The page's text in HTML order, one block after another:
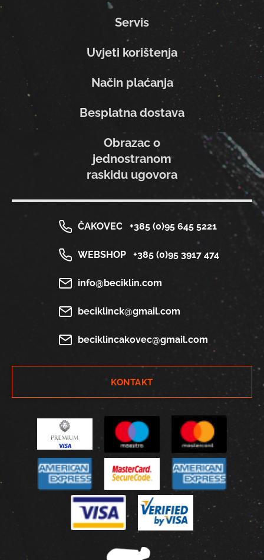
Servis
Uvjeti korištenja
Način plaćanja
Besplatna dostava
Obrazac o
jednostranom
raskidu ugovora
ČAKOVEC +385 (0)95 645 5221
WEBSHOP +385 (0)95 3917 474
info@beciklin.com
beciklinck@gmail.com
beciklincakovec@gmail.com
KONTAKT